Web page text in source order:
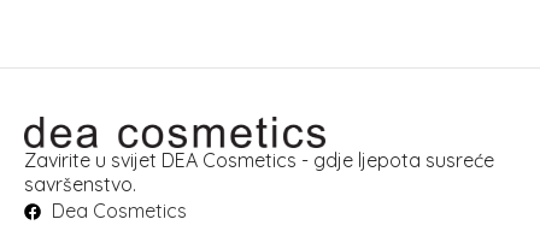
Zavirite u svijet DEA Cosmetics - gdje ljepota susreće
savršenstvo.
Dea Cosmetics